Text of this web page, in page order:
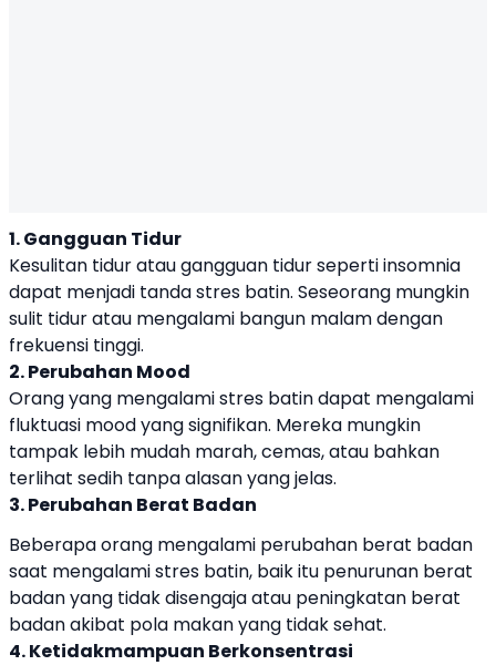
1. Gangguan Tidur
Kesulitan tidur atau gangguan tidur seperti insomnia
dapat menjadi tanda stres batin. Seseorang mungkin
sulit tidur atau mengalami bangun malam dengan
frekuensi tinggi.
2. Perubahan Mood
Orang yang mengalami stres batin dapat mengalami
fluktuasi mood yang signifikan. Mereka mungkin
tampak lebih mudah marah, cemas, atau bahkan
terlihat sedih tanpa alasan yang jelas.
3. Perubahan Berat Badan
Beberapa orang mengalami perubahan berat badan
saat mengalami stres batin, baik itu penurunan berat
badan yang tidak disengaja atau peningkatan berat
badan akibat pola makan yang tidak sehat.
4. Ketidakmampuan Berkonsentrasi